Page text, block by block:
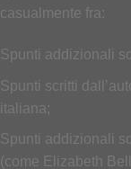
casualmente fra:
Spunti addizionali
Spunti scritti
italiana;
Spunti addizionali
(come Elizabeth